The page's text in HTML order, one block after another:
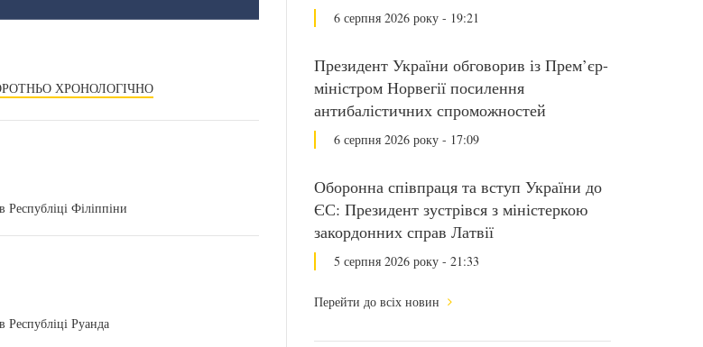
6 серпня 2026 року - 19:21
Президент України обговорив із Прем’єр-
міністром Норвегії посилення
антибалістичних спроможностей
6 серпня 2026 року - 17:09
Оборонна співпраця та вступ України до
ЄС: Президент зустрівся з міністеркою
закордонних справ Латвії
5 серпня 2026 року - 21:33
Перейти до всіх новин
ХРОНОЛОГІЧНО
Філіппіни
Руанда